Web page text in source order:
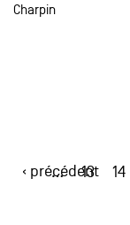
Charpin
‹ précédent
… 13 14